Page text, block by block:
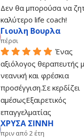
Δεν θα μπορούσα να
καλύτερο life coach!
Γιουλη Βουρλα
πέρσι
Ένας
αξιόλογος θεραπευτής
νεανική και φρέσκια
προσέγγιση.Σε κερδίζει
αμέσωςΕξαιρετικός
επαγγελματίας
ΧΡΥΣΑ ΣΙΝΝΗ
πριν από 2 έτη